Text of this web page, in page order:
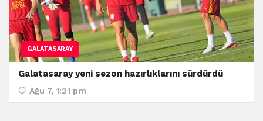
GALATASARAY
Galatasaray yeni sezon hazırlıklarını sürdürdü
Ağu 7, 1:21 pm